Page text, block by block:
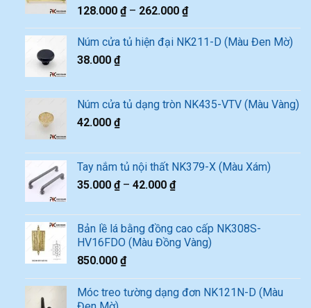
128.000 ₫– 262.000 ₫
Núm cửa tủ hiện đại NK211-D (Màu Đen Mờ)
38.000 ₫
Núm cửa tủ dạng tròn NK435-VTV (Màu Vàng)
42.000 ₫
Tay nắm tủ nội thất NK379-X (Màu Xám)
35.000 ₫– 42.000 ₫
Bản lề lá bằng đồng cao cấp NK308S-
HV16FDO (Màu Đồng Vàng)
850.000 ₫
Móc treo tường dạng đơn NK121N-D (Màu